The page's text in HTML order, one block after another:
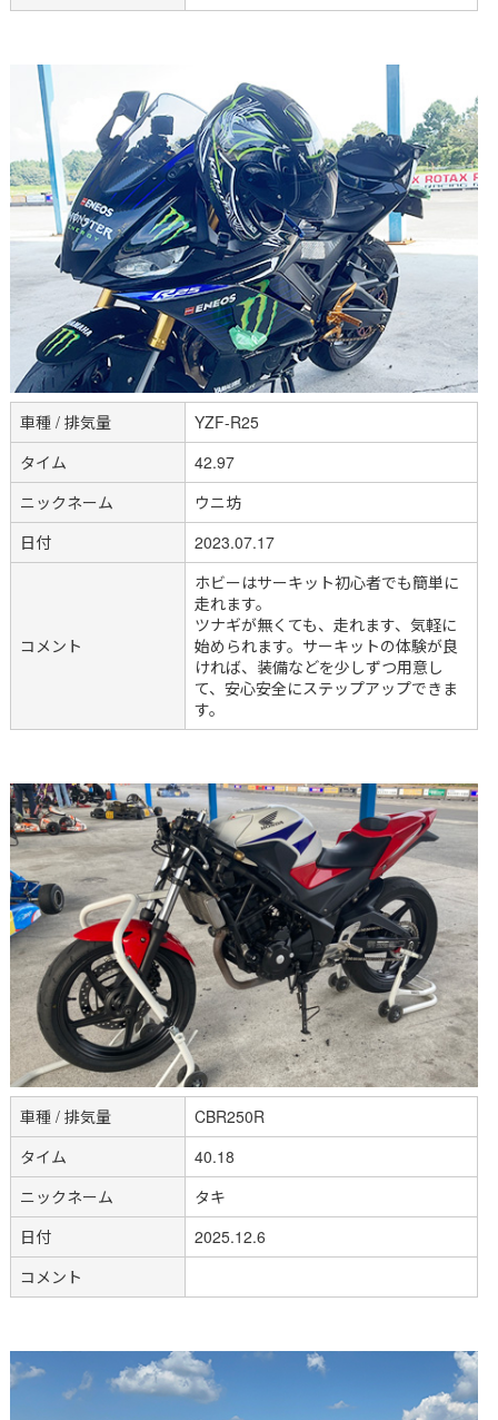
車種 / 排気量
YZF-R25
タイム
42.97
ニックネーム
ウニ坊
日付
2023.07.17
コメント
ホビーはサーキット初心者でも簡単に
走れます。
ツナギが無くても、走れます、気軽に
始められます。サーキットの体験が良
ければ、装備などを少しずつ用意し
て、安心安全にステップアップできま
す。
車種 / 排気量
CBR250R
タイム
40.18
ニックネーム
タキ
日付
2025.12.6
コメント